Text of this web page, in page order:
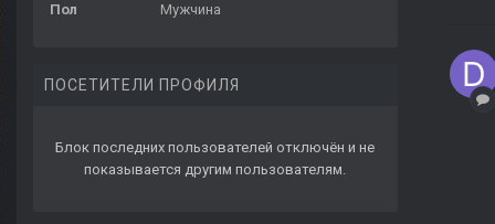
Пол Мужчина
ПОСЕТИТЕЛИ ПРОФИЛЯ
Блок последних пользователей отключён и не
показывается другим пользователям.